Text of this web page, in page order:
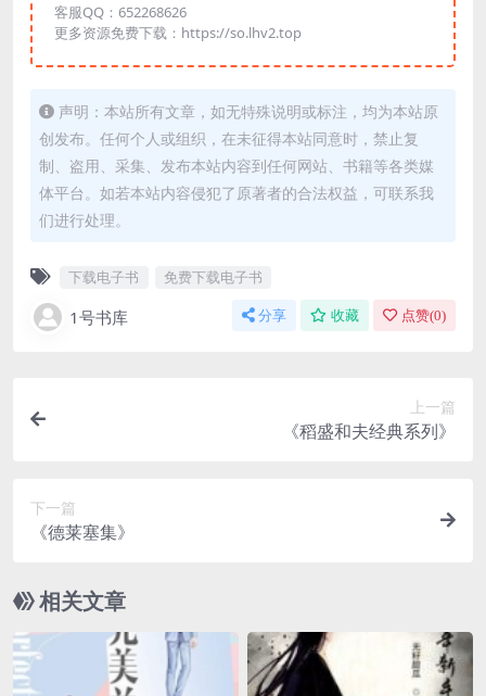
客服QQ：652268626
更多资源免费下载：https://so.lhv2.top
声明：本站所有文章，如无特殊说明或标注，均为本站原
创发布。任何个人或组织，在未征得本站同意时，禁止复
制、盗用、采集、发布本站内容到任何网站、书籍等各类媒
体平台。如若本站内容侵犯了原著者的合法权益，可联系我
们进行处理。
下载电子书 免费下载电子书
1号书库 分享 收藏 点赞(0)
上一篇
《稻盛和夫经典系列》
下一篇
《德莱塞集》
相关文章